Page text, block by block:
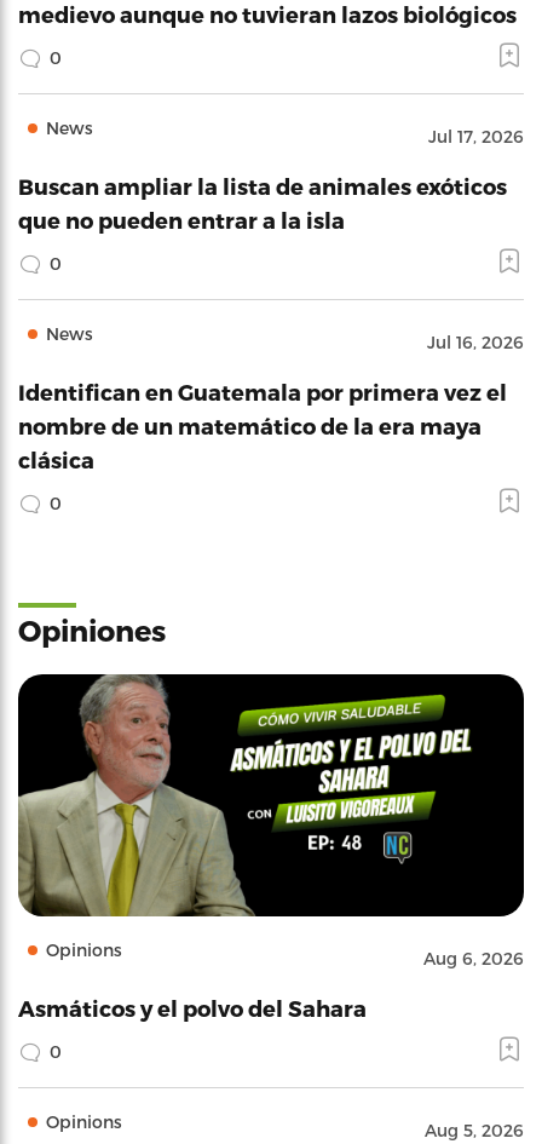
medievo aunque no tuvieran lazos biológicos
0
News Jul 17, 2026
Buscan ampliar la lista de animales exóticos
que no pueden entrar a la isla
0
News Jul 16, 2026
Identifican en Guatemala por primera vez el
nombre de un matemático de la era maya
clásica
0
Opiniones
Opinions Aug 6, 2026
Asmáticos y el polvo del Sahara
0
Opinions Aug 5, 2026